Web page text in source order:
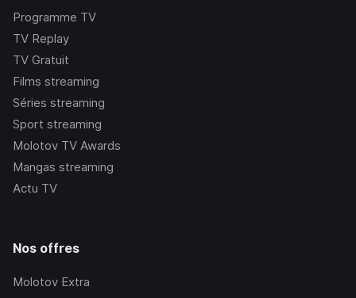
Programme TV
TV Replay
TV Gratuit
Films streaming
Séries streaming
Sport streaming
Molotov TV Awards
Mangas streaming
Actu TV
Nos offres
Molotov Extra